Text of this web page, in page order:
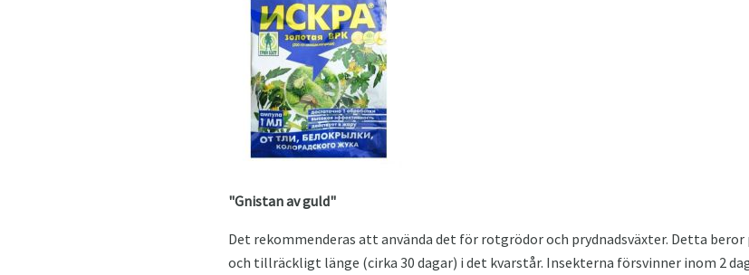
"Gnistan av guld"
Det rekommenderas att använda det för rotgrödor och prydnadsväxter. Detta
och tillräckligt länge (cirka 30 dagar) i det kvarstår. Insekterna försvinner inom 2